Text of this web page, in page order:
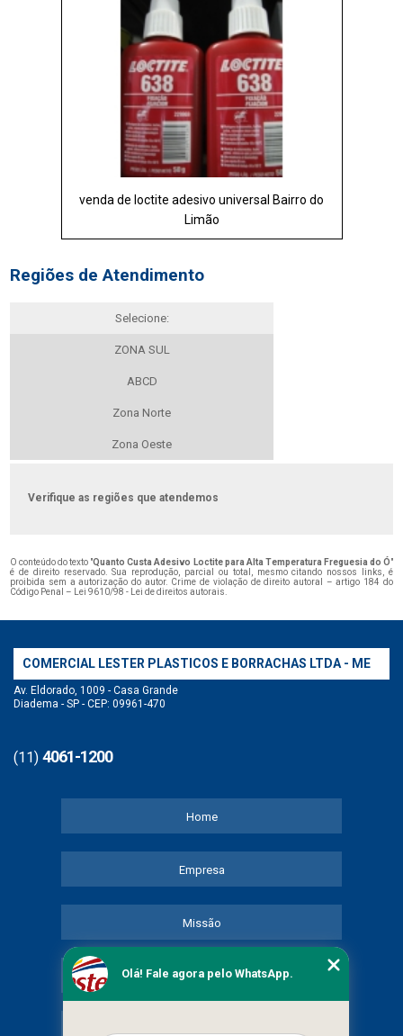
venda de loctite adesivo universal Bairro do
Limão
Regiões de Atendimento
Selecione:
ZONA SUL
ABCD
Zona Norte
Zona Oeste
Verifique as regiões que atendemos
O conteúdo do texto "Quanto Custa Adesivo Loctite para Alta Temperatura Freguesia do Ó"
é de direito reservado. Sua reprodução, parcial ou total, mesmo citando nossos links, é
proibida sem a autorização do autor. Crime de violação de direito autoral – artigo 184 do
Código Penal – Lei 9610/98 - Lei de direitos autorais.
COMERCIAL LESTER PLASTICOS E BORRACHAS LTDA - ME
Av. Eldorado, 1009 - Casa Grande
Diadema - SP - CEP: 09961-470
(11) 4061-1200
Home
Empresa
Missão
Serviços
Olá! Fale agora pelo WhatsApp.